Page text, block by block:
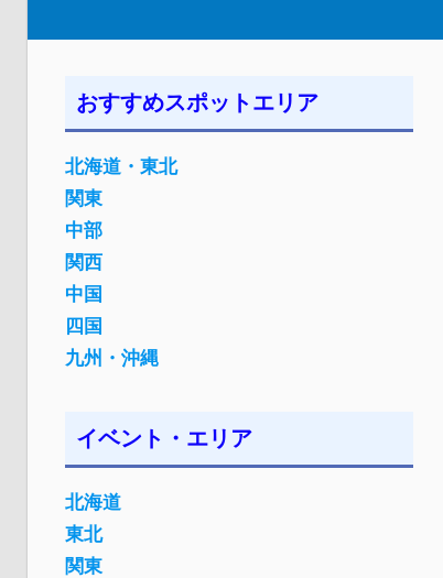
おすすめスポットエリア
北海道・東北
関東
中部
関西
中国
四国
九州・沖縄
イベント・エリア
北海道
東北
関東